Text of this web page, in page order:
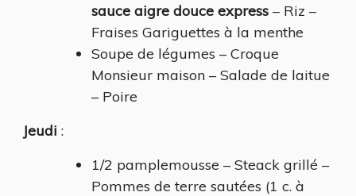
sauce aigre douce express – Riz –
Fraises Gariguettes à la menthe
Soupe de légumes – Croque
Monsieur maison – Salade de laitue
– Poire
Jeudi :
1/2 pamplemousse – Steack grillé –
Pommes de terre sautées (1 c. à